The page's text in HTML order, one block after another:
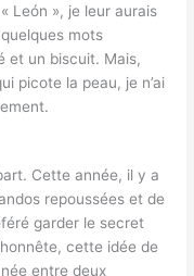
León », je leur aurais
mots
et un biscuit. Mais,
picote la peau, je n’ai
Cette année, il y a
repoussées et de
garder le secret
cette idée de
entre deux